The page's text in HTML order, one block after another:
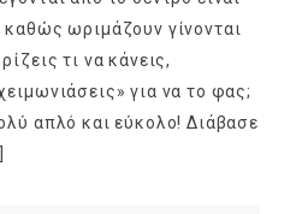
ωριμάζουν γίνονται
τι να κάνεις,
για να το φας;
απλό και εύκολο! Διάβασε